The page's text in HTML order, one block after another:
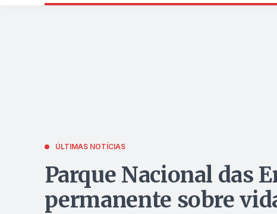
ÚLTIMAS NOTÍCIAS
Parque Nacional das
permanente sobre